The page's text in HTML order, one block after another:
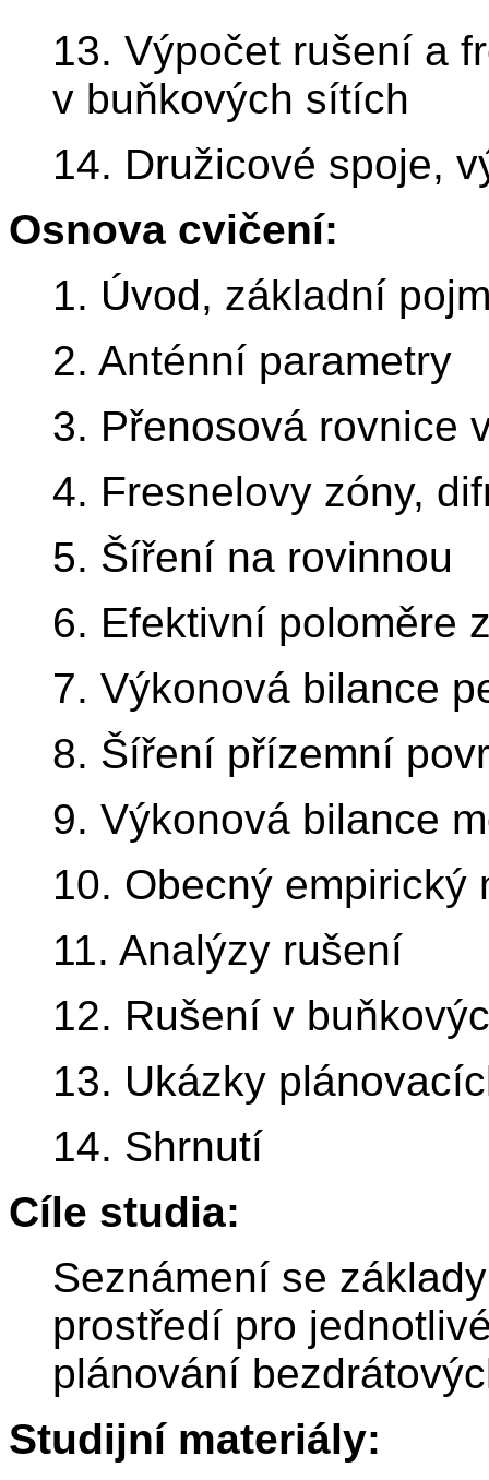
13. Výpočet rušení a
v buňkových sítích
14. Družicové spoje,
Osnova cvičení:
1. Úvod, základní
2. Anténní parametry
3. Přenosová rovnice
4. Fresnelovy zóny,
5. Šíření na rovinnou
6. Efektivní poloměre
7. Výkonová bilance
8. Šíření přízemní
9. Výkonová bilance
10. Obecný empirický
11. Analýzy rušení
12. Rušení v
13. Ukázky
14. Shrnutí
Cíle studia:
Seznámení se
prostředí pro
plánování
Studijní materiály: